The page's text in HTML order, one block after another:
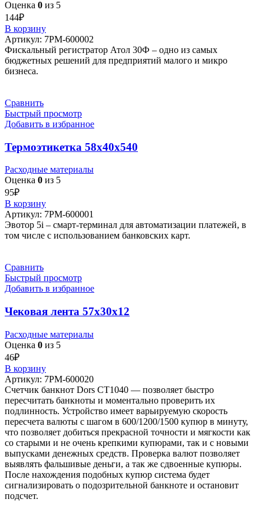
Оценка 0 из 5
144₽
В корзину
Артикул: 7РМ-600002
Фискальный регистратор Атол 30Ф – одно из самых
бюджетных решений для предприятий малого и микро
бизнеса.
Сравнить
Быстрый просмотр
Добавить в избранное
Термоэтикетка 58х40х540
Расходные материалы
Оценка 0 из 5
95₽
В корзину
Артикул: 7РМ-600001
Эвотор 5i – смарт-терминал для автоматизации платежей, в
том числе с использованием банковских карт.
Сравнить
Быстрый просмотр
Добавить в избранное
Чековая лента 57х30х12
Расходные материалы
Оценка 0 из 5
46₽
В корзину
Артикул: 7РМ-600020
Счетчик банкнот Dors СТ1040 — позволяет быстро
пересчитать банкноты и моментально проверить их
подлинность. Устройство имеет варьируемую скорость
пересчета валюты с шагом в 600/1200/1500 купюр в минуту,
что позволяет добиться прекрасной точности и мягкости как
со старыми и не очень крепкими купюрами, так и с новыми
выпусками денежных средств. Проверка валют позволяет
выявлять фальшивые деньги, а так же сдвоенные купюры.
После нахождения подобных купюр система будет
сигнализировать о подозрительной банкноте и остановит
подсчет.